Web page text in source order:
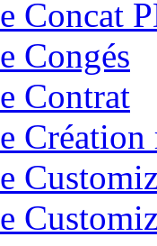
Concat
Congés
Contrat
Création